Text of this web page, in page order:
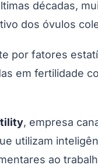
décadas,
dos óvulos
por fatores
em fertilidade
, empresa
utilizam
ao